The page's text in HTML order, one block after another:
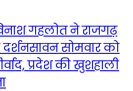
गहलोत ने राजगढ़
सोमवार को
प्रदेश की खुशहाली